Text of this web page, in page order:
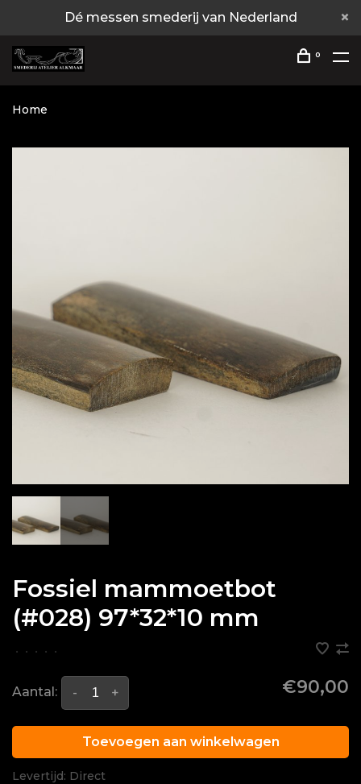
Dé messen smederij van Nederland
0
Home
Fossiel mammoetbot
(#028) 97*32*10 mm
• • • • •
Aantal: +
- €90,00
Toevoegen aan winkelwagen
Levertijd: Direct